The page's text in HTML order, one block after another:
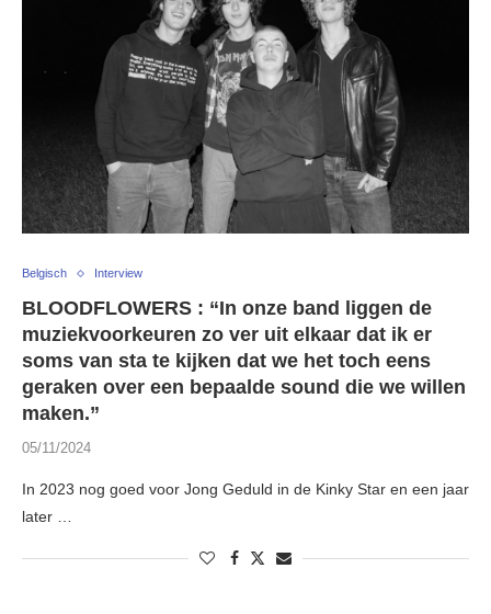
Belgisch Interview
BLOODFLOWERS : “In onze band liggen de
muziekvoorkeuren zo ver uit elkaar dat ik er
soms van sta te kijken dat we het toch eens
geraken over een bepaalde sound die we willen
maken.”
05/11/2024
In 2023 nog goed voor Jong Geduld in de Kinky Star en een jaar
later …